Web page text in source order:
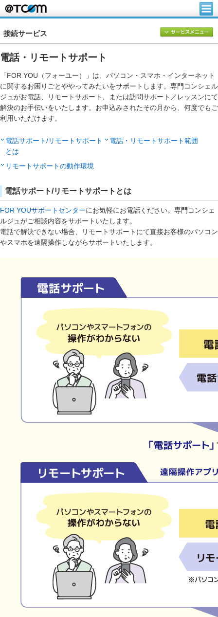
接続サービス
電話・リモートサポート
「FOR YOU（フォーユー）」は、パソコン・スマホ・インターネット
に関するお困りごとややってみたいをサポートします。専門コンシェル
ジュがお電話、リモートサポート、または訪問サポート／レッスンにて
解決のお手伝いをいたします。お申込みされたその月から、何度でもご
利用いただけます。
電話サポート/リモートサポート
とは
電話・リモートサポート範囲
リモートサポートの動作環境
電話サポート/リモートサポートとは
FOR YOUサポートセンターにお気軽にお電話ください。専門コンシェ
ルジュがご相談内容をサポートいたします。
電話で解決できない場合、リモートサポートにて直接お客様のパソコン
やスマホを遠隔操作しながらサポートいたします。